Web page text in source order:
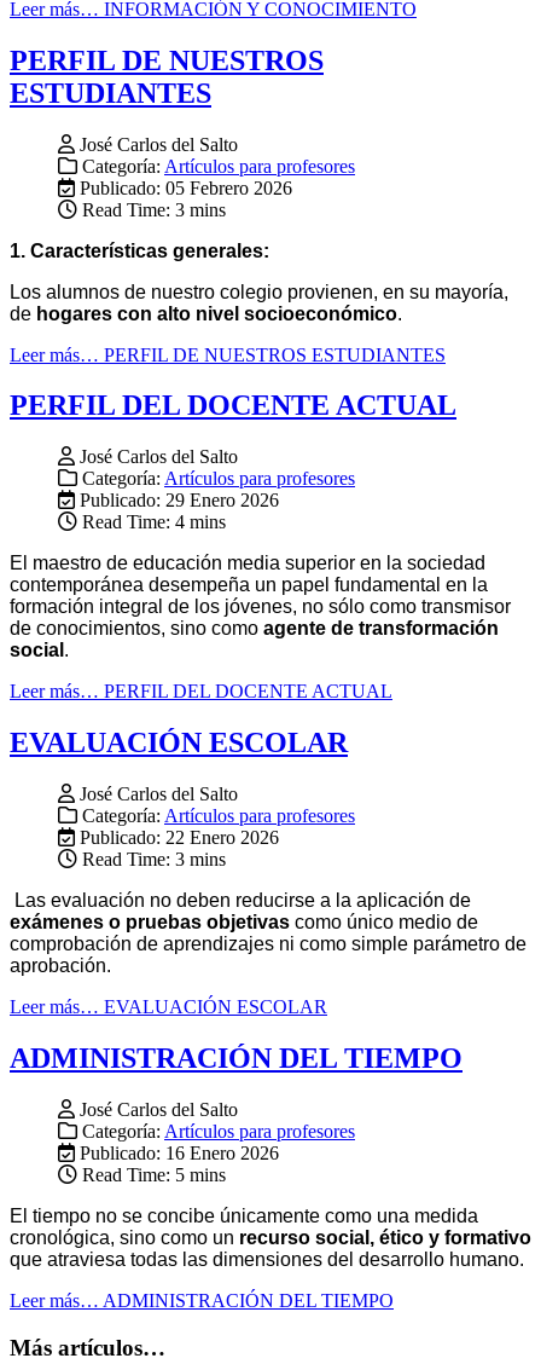
Leer más… INFORMACIÓN Y CONOCIMIENTO
PERFIL DE NUESTROS
ESTUDIANTES
José Carlos del Salto
Categoría: Artículos para profesores
Publicado: 05 Febrero 2026
Read Time: 3 mins
1. Características generales:
Los alumnos de nuestro colegio provienen, en su mayoría,
de hogares con alto nivel socioeconómico.
Leer más… PERFIL DE NUESTROS ESTUDIANTES
PERFIL DEL DOCENTE ACTUAL
José Carlos del Salto
Categoría: Artículos para profesores
Publicado: 29 Enero 2026
Read Time: 4 mins
El maestro de educación media superior en la sociedad
contemporánea desempeña un papel fundamental en la
formación integral de los jóvenes, no sólo como transmisor
de conocimientos, sino como agente de transformación
social .
Leer más… PERFIL DEL DOCENTE ACTUAL
EVALUACIÓN ESCOLAR
José Carlos del Salto
Categoría: Artículos para profesores
Publicado: 22 Enero 2026
Read Time: 3 mins
Las evaluación no deben reducirse a la aplicación de
exámenes o pruebas objetivas como único medio de
comprobación de aprendizajes ni como simple parámetro de
aprobación.
Leer más… EVALUACIÓN ESCOLAR
ADMINISTRACIÓN DEL TIEMPO
José Carlos del Salto
Categoría: Artículos para profesores
Publicado: 16 Enero 2026
Read Time: 5 mins
El tiempo no se concibe únicamente como una medida
cronológica, sino como un recurso social, ético y formativo
que atraviesa todas las dimensiones del desarrollo humano.
Leer más… ADMINISTRACIÓN DEL TIEMPO
Más artículos…